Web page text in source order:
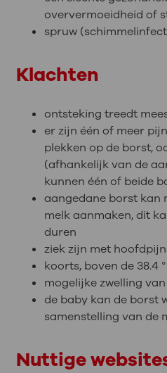
oververmoeidheid of
spruw
Klachten
ontsteking treedt
er zijn één of meer
plekken op de borst,
(afhankelijk van de
kunnen één of beide
aangedane borst kan
melk aanmaken, dit
duren
ziek zijn met
koorts, boven de 38.4
mogelijke zwelling
de baby kan de borst
samenstelling van de
Nuttige